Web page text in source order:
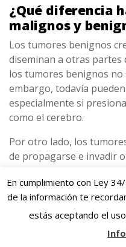
¿Qué diferencia
malignos y
Los tumores benignos
diseminan a otras partes
los tumores benignos no
embargo, todavía
especialmente si
como el cerebro.
Por otro lado, los
de propagarse e invadir
del cáncer. Mediante la
cancerosas se liberan
invaden otros tejidos del
se diseminan a través
En cumplimiento con Ley
de la información te
estás aceptando el